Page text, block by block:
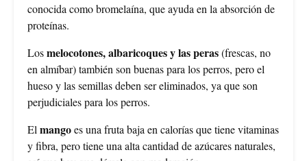
conocida como bromelaína, que ayuda en la absorción de
proteínas.
Losmelocotones, albaricoques y las peras(frescas, no
en almíbar) también son buenas para los perros, pero el
hueso y las semillas deben ser eliminados, ya que son
perjudiciales para los perros.
El mangoes una fruta baja en calorías que tiene vitaminas
y fibra, pero tiene una alta cantidad de azúcares naturales,